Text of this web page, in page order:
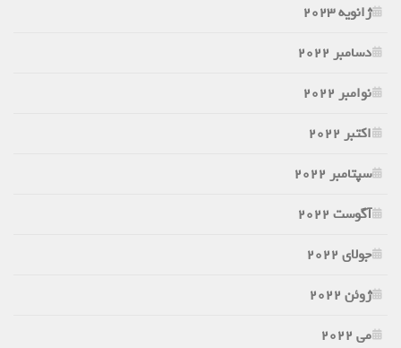
ژانویه 2023
دسامبر 2022
نوامبر 2022
اکتبر 2022
سپتامبر 2022
آگوست 2022
جولای 2022
ژوئن 2022
می 2022